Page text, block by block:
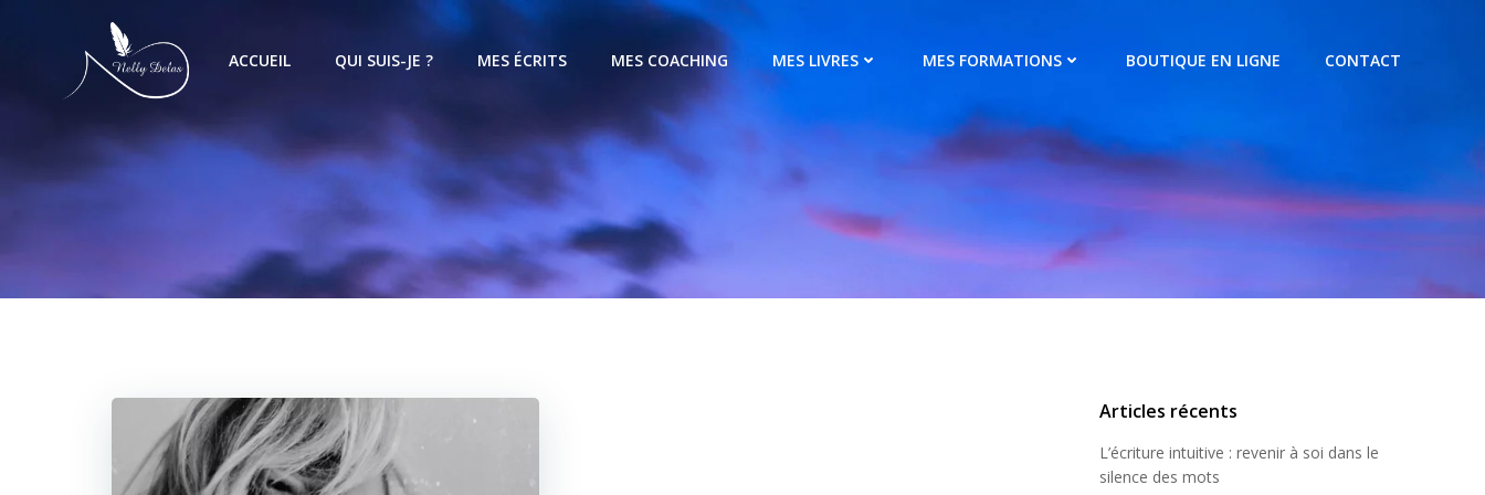
ACCUEIL QUI SUIS-JE ? MES ÉCRITS MES COACHING MES LIVRES MES FORMATIONS BOUTIQUE EN LIGNE CONTACT
Articles récents
L’écriture intuitive : revenir à soi dans le
silence des mots